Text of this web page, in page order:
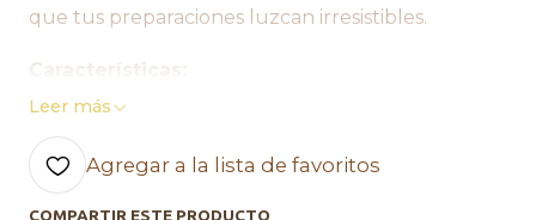
que tus preparaciones luzcan irresistibles.
Características:
individuales o para llevar.
Material duradero:
Leer más
Agregar a la lista de favoritos
COMPARTIR ESTE PRODUCTO